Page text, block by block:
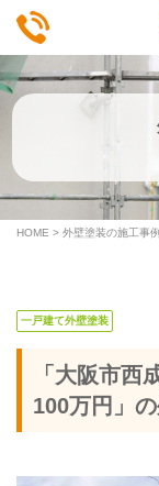
HOME > 外壁塗装の施工事例
一戸建て外壁塗装
「大阪市
100万円」